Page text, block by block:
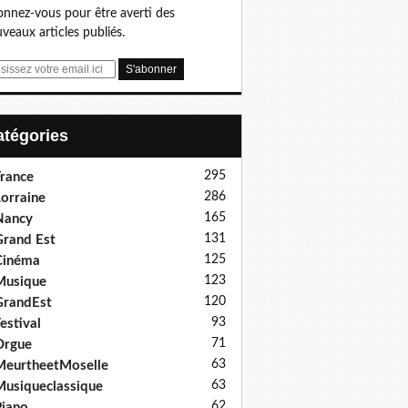
vous pour être averti des
articles publiés.
295
286
165
Est 131
125
123
120
93
71
63
63